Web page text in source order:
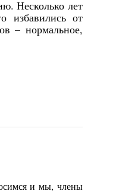
Несколько лет
избавились от
– нормальное,
и мы, члены